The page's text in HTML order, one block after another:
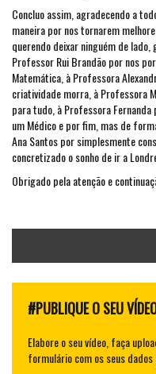
Concluo assim, agradecendo a
maneira por nos tornarem
querendo deixar ninguém de
Professor Rui Brandão por nos
Matemática, à Professora
criatividade morra, à Professora
para tudo, à Professora
um Médico e por fim, mas de
Ana Santos por simplesmente
concretizado o sonho de ir a
Obrigado pela atenção e
#PUBLIQUE O SEU
Elabore o seu vídeo, faça
formulário com os seus dados